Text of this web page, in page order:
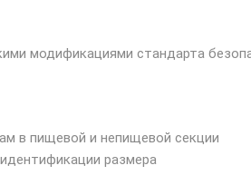
модификациями стандарта
в пищевой и непищевой секции
размера